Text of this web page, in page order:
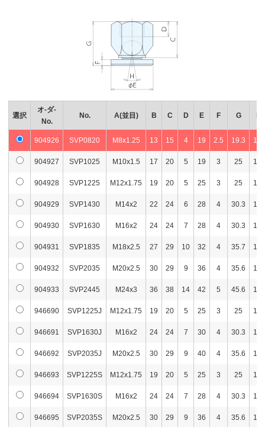
選択
オ-ダ-
No.
No. A(並目) B C D E F G
904926 SVP0820 M8x1.25 13 15 4 19 2.5 19.3 18°
904927 SVP1025 M10x1.5 17 20 5 19 3 25 18°
904928 SVP1225 M12x1.75 19 20 5 25 3 25 18°
904929 SVP1430 M14x2 22 24 6 28 4 30.3 18°
904930 SVP1630 M16x2 24 24 7 28 4 30.3 18°
904931 SVP1835 M18x2.5 27 29 10 32 4 35.7 18°
904932 SVP2035 M20x2.5 30 29 9 36 4 35.6 18°
904933 SVP2445 M24x3 36 38 14 42 5 45.6 18°
946690 SVP1225J M12x1.75 19 20 5 25 3 25 18°
946691 SVP1630J M16x2 24 24 7 30 4 30.3 18°
946692 SVP2035J M20x2.5 30 29 9 40 4 35.6 18°
946693 SVP1225S M12x1.75 19 20 5 25 3 25 18°
946694 SVP1630S M16x2 24 24 7 28 4 30.3 18°
946695 SVP2035S M20x2.5 30 29 9 36 4 35.6 18°